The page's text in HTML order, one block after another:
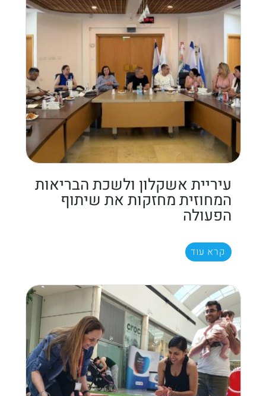
עיריית אשקלון ולשכת הבריאות
המחוזית מחזקות את שיתוף
הפעולה
קרא עוד